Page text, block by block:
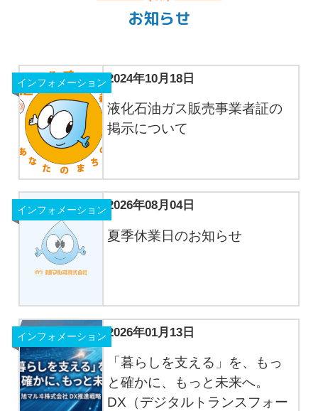
お知らせ
2024年10月18日
液化石油ガス販売事業者証の
掲示について
インフォメーション
2026年08月04日
夏季休業日のお知らせ
インフォメーション
2026年01月13日
「暮らしを支える」を、もっ
と確かに、もっと未来へ。
DX（デジタルトランスフォー
インフォメーション